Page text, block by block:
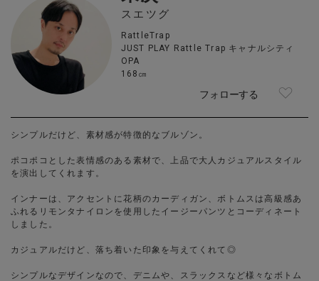
スエツグ
RattleTrap
JUST PLAY Rattle Trap キャナルシティ
OPA
168㎝
フォローする
シンプルだけど、素材感が特徴的なブルゾン。
ポコポコとした表情感のある素材で、上品で大人カジュアルスタイル
を演出してくれます。
インナーは、アクセントに花柄のカーディガン、ボトムスは高級感あ
ふれるリモンタナイロンを使用したイージーパンツとコーディネート
しました。
カジュアルだけど、落ち着いた印象を与えてくれて◎
シンプルなデザインなので、デニムや、スラックスなど様々なボトム